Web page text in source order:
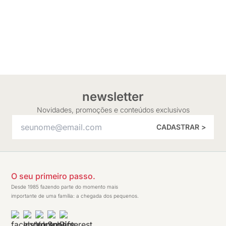
newsletter
Novidades, promoções e conteúdos exclusivos
CADASTRAR >
O seu primeiro passo.
Desde 1985 fazendo parte do momento mais
importante de uma família: a chegada dos pequenos.